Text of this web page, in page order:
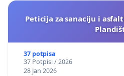
Peticija za sanaciju i
37 potpisa
37 Potpisi / 2026
28 Jan 2026